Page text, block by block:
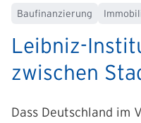
Baufinanzierung
Leibniz-
zwischen
Dass Deutschland im